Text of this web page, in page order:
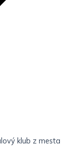
klub z mesta